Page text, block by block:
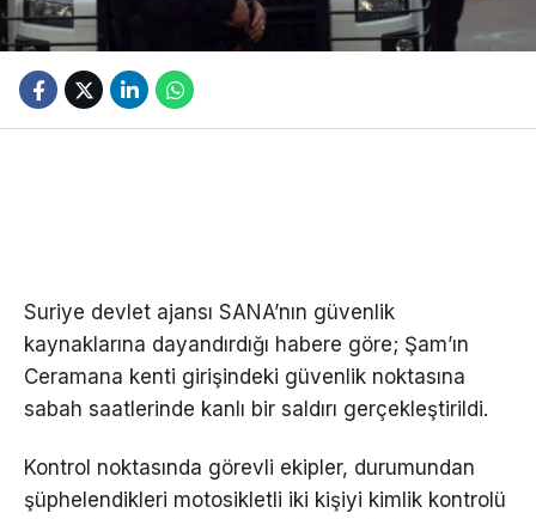
Suriye devlet ajansı SANA’nın güvenlik
kaynaklarına dayandırdığı habere göre; Şam’ın
Ceramana kenti girişindeki güvenlik noktasına
sabah saatlerinde kanlı bir saldırı gerçekleştirildi.
Kontrol noktasında görevli ekipler, durumundan
şüphelendikleri motosikletli iki kişiyi kimlik kontrolü